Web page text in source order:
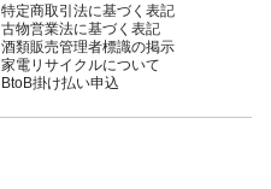
特定商取引法に基づく表記
古物営業法に基づく表記
酒類販売管理者標識の掲示
家電リサイクルについて
BtoB掛け払い申込